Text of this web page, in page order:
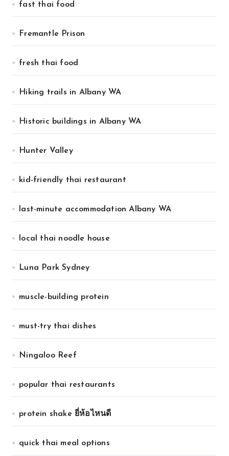
fast thai food
Fremantle Prison
fresh thai food
Hiking trails in Albany WA
Historic buildings in Albany WA
Hunter Valley
kid-friendly thai restaurant
last-minute accommodation Albany WA
local thai noodle house
Luna Park Sydney
muscle-building protein
must-try thai dishes
Ningaloo Reef
popular thai restaurants
protein shake ยี่ห้อไหนดี
quick thai meal options